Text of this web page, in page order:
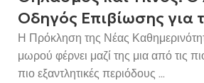
Οδηγός Επιβίωσης
Η Πρόκληση της Νέας
μωρού φέρνει μαζί της μια από τις
πιο εξαντλητικές περιόδους ...